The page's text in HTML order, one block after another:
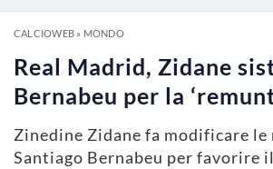
CALCIOWEB» MONDO
Real Madrid, Zidane
Bernabeu per la
Zinedine Zidane fa modificare le
Santiago Bernabeu per favorire